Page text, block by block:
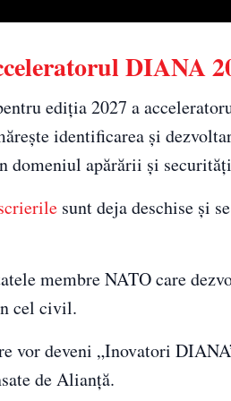
DIANA
ediția 2027 a
identificarea și
domeniul apărării și
sunt deja deschise și
membre NATO care
cel civil.
vor deveni „Inovatori
de Alianță.